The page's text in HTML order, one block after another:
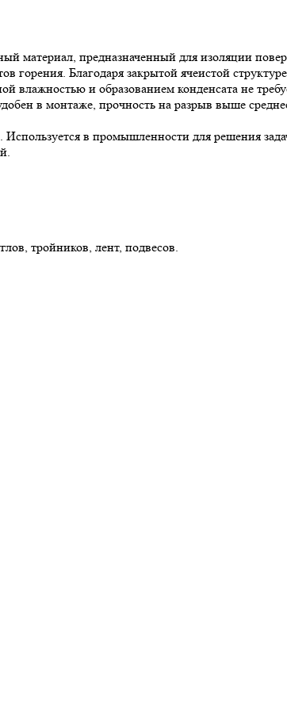
предназначенный для изоляции
горения. Благодаря закрытой ячеистой
и образованием конденсата не
в монтаже, прочность на разрыв выше
в промышленности для решения
тройников, лент, подвесов.